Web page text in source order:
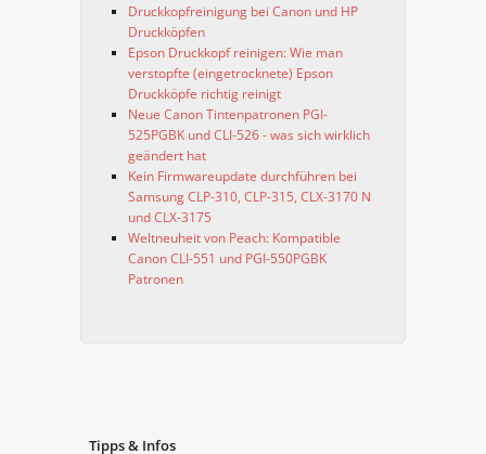
Druckkopfreinigung bei Canon und HP
Druckköpfen
Epson Druckkopf reinigen: Wie man
verstopfte (eingetrocknete) Epson
Druckköpfe richtig reinigt
Neue Canon Tintenpatronen PGI-
525PGBK und CLI-526 - was sich wirklich
geändert hat
Kein Firmwareupdate durchführen bei
Samsung CLP-310, CLP-315, CLX-3170 N
und CLX-3175
Weltneuheit von Peach: Kompatible
Canon CLI-551 und PGI-550PGBK
Patronen
Tipps & Infos